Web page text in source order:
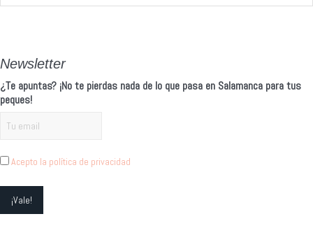
Newsletter
¿Te apuntas? ¡No te pierdas nada de lo que pasa en Salamanca para tus
peques!
Acepto la política de privacidad